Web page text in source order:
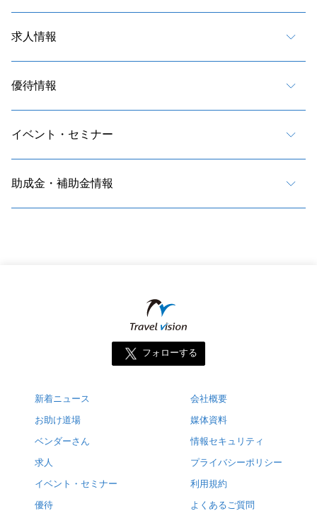
求人情報
優待情報
イベント・セミナー
助成金・補助金情報
フォローする
新着ニュース
お助け道場
ベンダーさん
求人
イベント・セミナー
優待
会社概要
媒体資料
情報セキュリティ
プライバシーポリシー
利用規約
よくあるご質問